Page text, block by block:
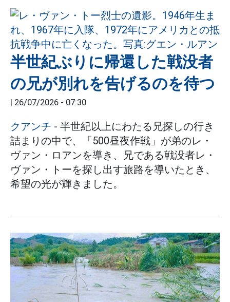
半世紀ぶりに帰還した戦没者
の兄が別れを告げるのを待つ
26/07/2026 - 07:30
クアンチ - 半世紀以上にわたる兄探しの行き
詰まりの中で、「500昼夜作戦」が弟のレ・
ヴァン・ロアンを導き、兄である戦没者レ・
ヴァン・トーを探し出す旅路を導いたとき、
希望の光が輝きました。